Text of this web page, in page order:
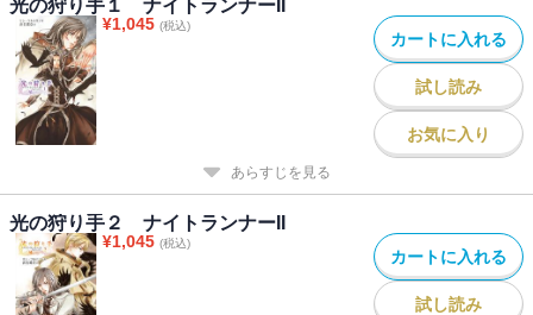
光の狩り手１ ナイトランナーII
¥1,045 (税込)
カートに入れる
試し読み
お気に入り
あらすじを見る
光の狩り手２ ナイトランナーII
¥1,045 (税込)
カートに入れる
試し読み